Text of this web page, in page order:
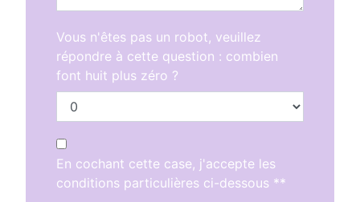
Vous n'êtes pas un robot, veuillez
répondre à cette question : combien
font huit plus zéro ?
En cochant cette case, j'accepte les
conditions particulières ci-dessous **